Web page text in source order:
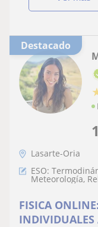
Destacado
Lasarte-Oria
ESO:
Meteorología,
FISICA
INDIVIDUALES